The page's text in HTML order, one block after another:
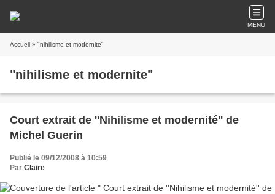
MENU
Accueil » "nihilisme et modernite"
"nihilisme et modernite"
Court extrait de ''Nihilisme et modernité'' de
Michel Guerin
Publié le 09/12/2008 à 10:59
Par Claire